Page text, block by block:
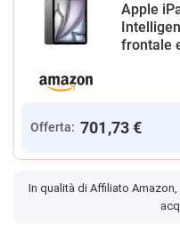
Apple
frontale
Offerta: 701,73 €
In qualità di Affiliato